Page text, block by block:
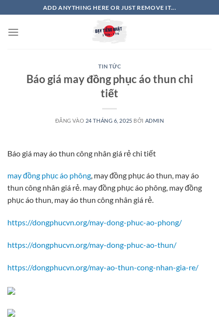
qua
nội
ADD ANYTHING HERE OR JUST REMOVE IT...
TIN TỨC
Báo giá may đồng phục áo thun chi
tiết
ĐĂNG VÀO 24 THÁNG 6, 2025 BỞI ADMIN
Báo giá may áo thun công nhân giá rẻ chi tiết
may đồng phục áo phông, may đồng phục áo thun, may áo
thun công nhân giá rẻ. may đồng phục áo phông, may đồng
phục áo thun, may áo thun công nhân giá rẻ.
https://dongphucvn.org/may-dong-phuc-ao-phong/
https://dongphucvn.org/may-dong-phuc-ao-thun/
https://dongphucvn.org/may-ao-thun-cong-nhan-gia-re/